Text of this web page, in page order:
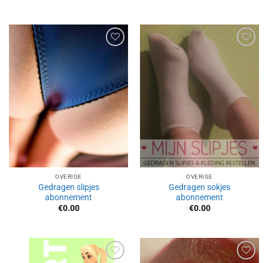
OVERIGE
Gedragen slipjes
abonnement
€0.00
verlanglijst
toevoegen
OVERIGE
Gedragen sokjes
abonnement
€0.00